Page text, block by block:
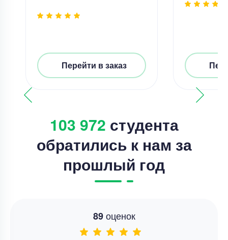
Перейти в заказ
103 972 студента
обратились к нам за
прошлый год
89оценок